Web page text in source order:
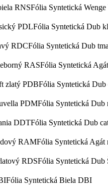
Fólia Syntetická
Fólia Syntetická Dub
Fólia Syntetická Dub
Fólia Syntetická
Fólia Syntetická
Fólia Syntetická Dub
Fólia Syntetická Dub
Fólia Syntetická
Fólia Syntetická Dub
Fólia Syntetická Biela DBI